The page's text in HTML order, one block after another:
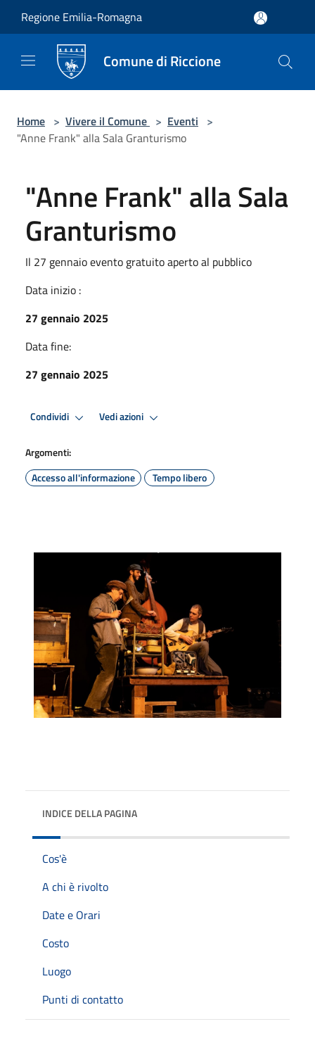
Regione Emilia-Romagna
Comune di Riccione
Home > Vivere il Comune > Eventi >
"Anne Frank" alla Sala Granturismo
"Anne Frank" alla Sala
Granturismo
Il 27 gennaio evento gratuito aperto al pubblico
Data inizio :
27 gennaio 2025
Data fine:
27 gennaio 2025
Condividi Vedi azioni
Argomenti:
Accesso all'informazione
Tempo libero
INDICE DELLA PAGINA
Cos'è
A chi è rivolto
Date e Orari
Costo
Luogo
Punti di contatto